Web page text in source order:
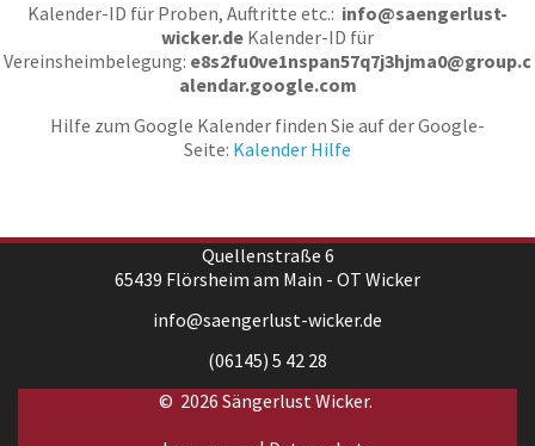
Kalender-ID für Proben, Auftritte etc.: info@saengerlust-
wicker.de Kalender-ID für
Vereinsheimbelegung: e8s2fu0ve1nspan57q7j3hjma0@group.c
alendar.google.com
Hilfe zum Google Kalender finden Sie auf der Google-
Seite: Kalender Hilfe
Quellenstraße 6
65439 Flörsheim am Main - OT Wicker
info@saengerlust-wicker.de
(06145) 5 42 28
© 2026 Sängerlust Wicker.